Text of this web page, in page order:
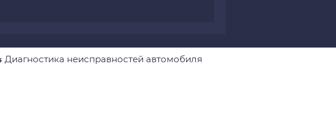
Диагностика неисправностей автомобиля